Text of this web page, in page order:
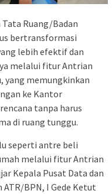
Ruang/Badan
bertransformasi
lebih efektif dan
melalui fitur Antrian
yang memungkinkan
ke Kantor
tanpa harus
di ruang tunggu.
seperti antre beli
melalui fitur Antrian
Kepala Pusat Data dan
BPN, I Gede Ketut